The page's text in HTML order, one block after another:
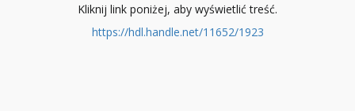
Kliknij link poniżej, aby wyświetlić treść.
https://hdl.handle.net/11652/1923